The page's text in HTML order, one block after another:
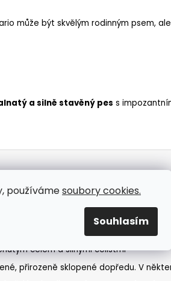
používámesoubory cookies.
Souhlasím
může být skvělým rodinným psem, ale
a silně stavěný pes s
kg
bez podsady
čelem a silnými čelistmi
přirozeně sklopené dopředu. V